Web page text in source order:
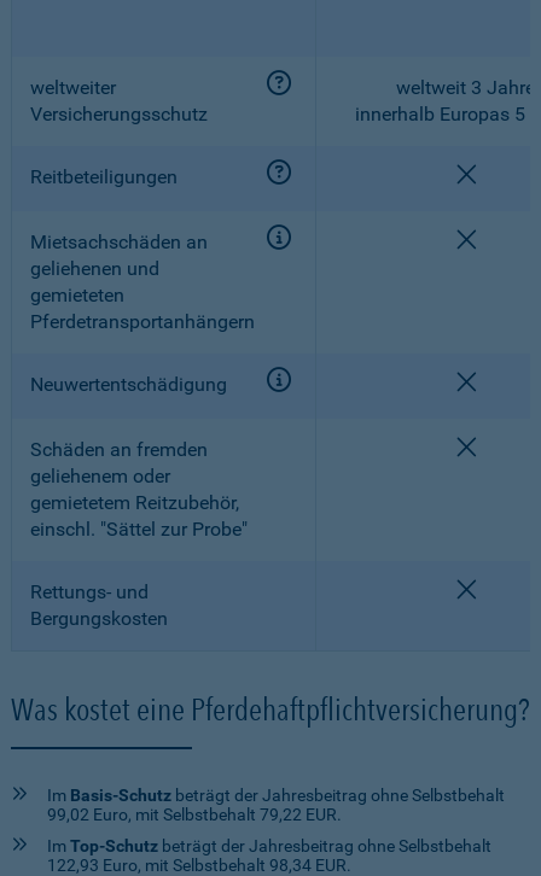
weltweiter
Versicherungsschutz
weltweit 3 Jahre,
innerhalb Europas 5
Reitbeteiligungen
Mietsachschäden an
geliehenen und
gemieteten
Pferdetransportanhängern
Neuwertentschädigung
Schäden an fremden
geliehenem oder
gemietetem Reitzubehör,
einschl. "Sättel zur Probe"
Rettungs- und
Bergungskosten
Was kostet eine Pferdehaftpflichtversicherung?
Im Basis-Schutz beträgt der Jahresbeitrag ohne Selbstbehalt
99,02 Euro, mit Selbstbehalt 79,22 EUR.
ImTop-Schutz beträgt der Jahresbeitrag ohne Selbstbehalt
122,93 Euro, mit Selbstbehalt 98,34 EUR.